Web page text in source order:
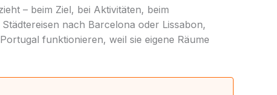
– beim Ziel, bei Aktivitäten, beim
nach Barcelona oder Lissabon,
funktionieren, weil sie eigene Räume